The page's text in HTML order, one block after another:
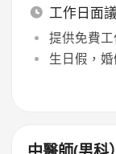
工作日面議
提供免費
生日假，